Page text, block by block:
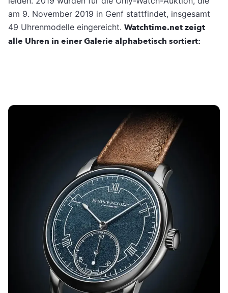
am 9. November 2019 in Genf stattfindet, insgesamt
49 Uhrenmodelle eingereicht. Watchtime.net zeigt
alle Uhren in einer Galerie alphabetisch sortiert: